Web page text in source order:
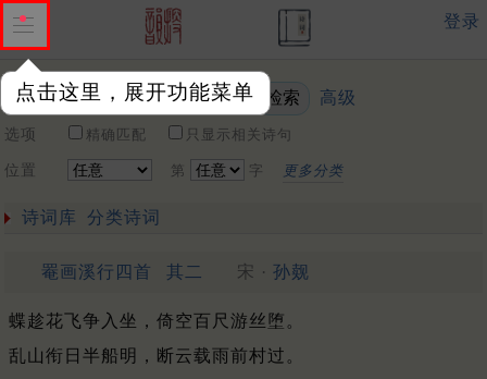
点击这里，展开功能菜单
登录
关键词 高级
选项 精确匹配 只显示相关诗句
位置 第 字 更多分类
诗词库 分类诗词
罨画溪行四首 其二 宋 · 孙觌
蝶趁花飞争入坐，倚空百尺游丝堕。
乱山衔日半船明，断云载雨前村过。